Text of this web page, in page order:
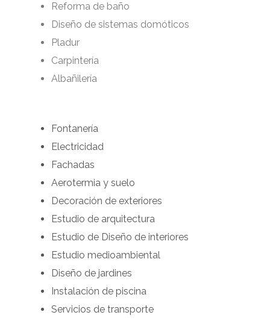
Reforma de baño
Diseño de sistemas domóticos
Pladur
Carpintería
Albañilería
Fontanería
Electricidad
Fachadas
Aerotermia y suelo
Decoración de exteriores
Estudio de arquitectura
Estudio de Diseño de interiores
Estudio medioambiental
Diseño de jardines
Instalación de piscina
Servicios de transporte